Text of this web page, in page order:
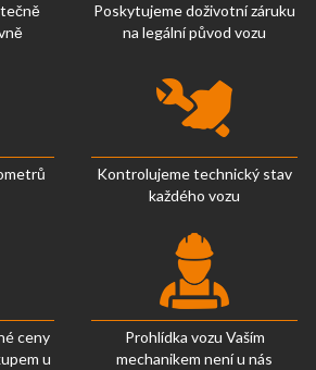
Poskytujeme doživotní záruku
na legální původ vozu
Kontrolujeme technický stav
každého vozu
ceny
u
Prohlídka vozu Vaším
mechanikem není u nás